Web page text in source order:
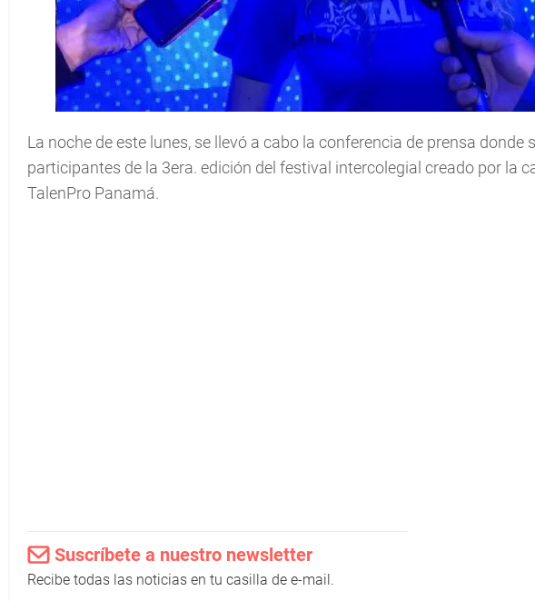
La noche de este lunes, se llevó a cabo la conferencia de prensa donde
participantes de la 3era. edición del festival intercolegial creado por la
TalenPro Panamá.
Suscríbete a nuestro newsletter
Recibe todas las noticias en tu casilla de e-mail.